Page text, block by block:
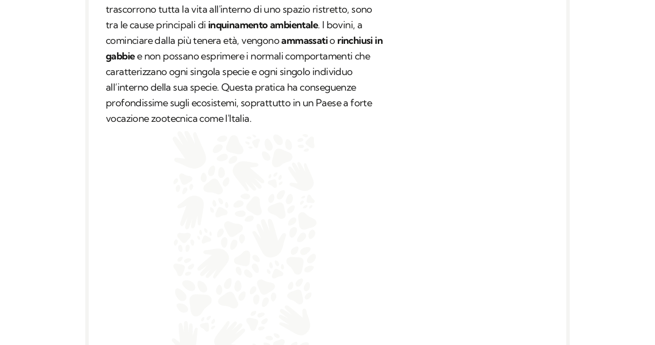
trascorrono tutta la vita all'interno di uno spazio ristretto, sono
tra le cause principali di inquinamento ambientale. I bovini, a
cominciare dalla più tenera età, vengonoammassatio rinchiusi in
gabbiee non possano esprimere i normali comportamenti che
caratterizzano ogni singola specie e ogni singolo individuo
all’interno della sua specie. Questa pratica ha conseguenze
profondissime sugli ecosistemi, soprattutto in un Paese a forte
vocazione zootecnica come l'Italia.